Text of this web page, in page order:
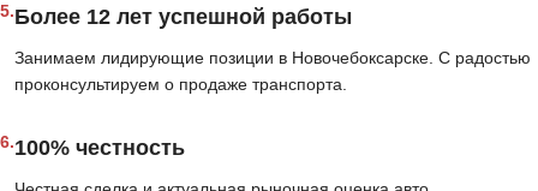
5.Более 12 лет успешной работы
Занимаем лидирующие позиции в Новочебоксарске. С радостью
проконсультируем о продаже транспорта.
6.100% честность